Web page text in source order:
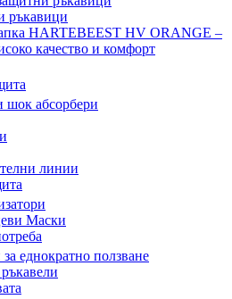
ръкавици
шок абсорбери
линии
Маски
еднократно ползване